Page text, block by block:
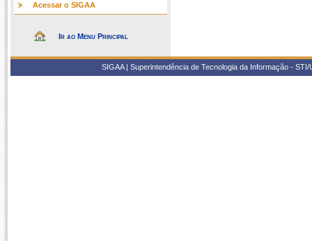
Acessar o SIGAA
Ir ao Menu Principal
SIGAA | Superintendência de Tecnologia da Informação -